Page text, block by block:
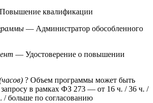
квалификации
— Администратор обособленного
— Удостоверение о повышении
? Объем программы может быть
в рамках ФЗ 273 — от 16 ч. / 36 ч. /
/ больше по согласованию